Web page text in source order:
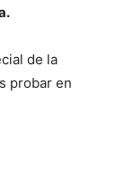
de la
probar en